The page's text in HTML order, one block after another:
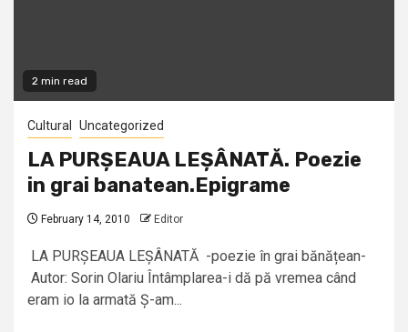
2 min read
Cultural Uncategorized
LA PURȘEAUA LEȘÂNATĂ. Poezie
in grai banatean.Epigrame
February 14, 2010 Editor
LA PURȘEAUA LEȘÂNATĂ -poezie în grai bănățean-
Autor: Sorin Olariu Întâmplarea-i dă pă vremea când
eram io la armată Ș-am...